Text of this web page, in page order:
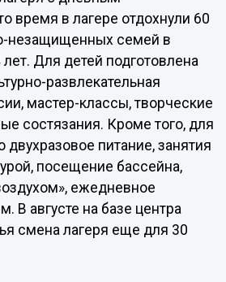
время в лагере отдохнули 60
незащищенных семей в
лет. Для детей подготовлена
развлекательная
мастер-классы, творческие
состязания. Кроме того, для
двухразовое питание, занятия
посещение бассейна,
ежедневное
В августе на базе центра
смена лагеря еще для 30